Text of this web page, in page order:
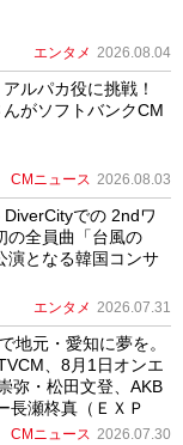
エンタメ 2026.08.04
ルパカ役に挑戦！
がソフトバンクCM
CMニュース 2026.08.03
での 2ndワ
の全員曲「台風の
演となる韓国コンサ
エンタメ 2026.07.31
地元・愛知に夢を。
、8月1日オンエ
弥・松田文登、AKB
長瀬柊真（ＥＸＰ
CMニュース 2026.07.30